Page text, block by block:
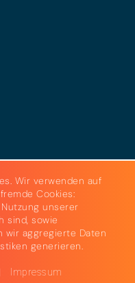
Wir verwenden auf
Cookies:
unserer
sind, sowie
wir aggregierte Daten
generieren.
Impressum